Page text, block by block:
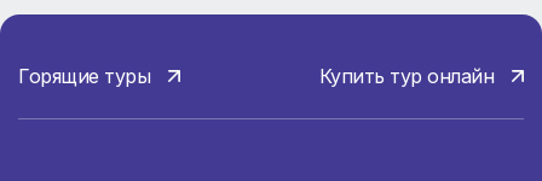
Горящие туры Купить тур онлайн